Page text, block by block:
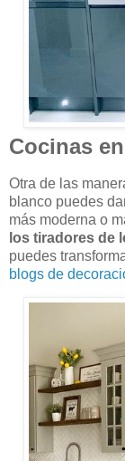
Cocinas
Otra de las
blanco puedes
más moderna o
los tiradores de
puedes
blogs de